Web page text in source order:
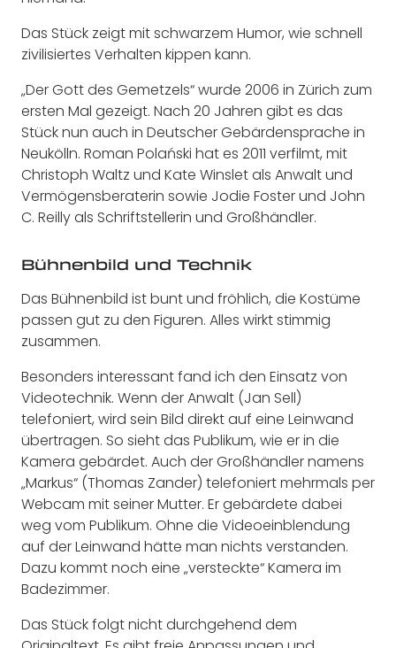
Das Stück zeigt mit schwarzem Humor, wie schnell
zivilisiertes Verhalten kippen kann.
„Der Gott des Gemetzels“ wurde 2006 in Zürich zum
ersten Mal gezeigt. Nach 20 Jahren gibt es das
Stück nun auch in Deutscher Gebärdensprache in
Neukölln. Roman Polański hat es 2011 verfilmt, mit
Christoph Waltz und Kate Winslet als Anwalt und
Vermögensberaterin sowie Jodie Foster und John
C. Reilly als Schriftstellerin und Großhändler.
Bühnenbild und Technik
Das Bühnenbild ist bunt und fröhlich, die Kostüme
passen gut zu den Figuren. Alles wirkt stimmig
zusammen.
Besonders interessant fand ich den Einsatz von
Videotechnik. Wenn der Anwalt (Jan Sell)
telefoniert, wird sein Bild direkt auf eine Leinwand
übertragen. So sieht das Publikum, wie er in die
Kamera gebärdet. Auch der Großhändler namens
„Markus“ (Thomas Zander) telefoniert mehrmals per
Webcam mit seiner Mutter. Er gebärdete dabei
weg vom Publikum. Ohne die Videoeinblendung
auf der Leinwand hätte man nichts verstanden.
Dazu kommt noch eine „versteckte“ Kamera im
Badezimmer.
Das Stück folgt nicht durchgehend dem